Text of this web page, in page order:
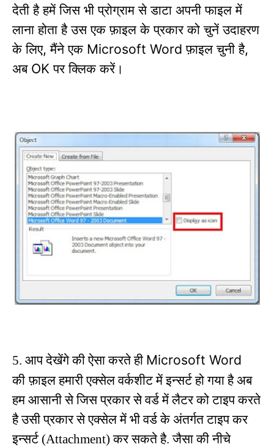
देती है हमें जिस भी प्रोग्राम से डाटा अपनी फाइल में
लाना होता है उस एक फ़ाइल के प्रकार को चुनें उदाहरण
के लिए,मैंने एक Microsoft Wordफ़ाइल चुनी है,
अब OKपर क्लिक करें।
5. आप देखेंगे की ऐसा करते ही Microsoft Word
की फ़ाइल हमारी एक्सेल वर्कशीट में इन्सर्ट हो गया है अब
हम आसानी से जिस प्रकार से वर्ड में लैटर को टाइप करते
है उसी प्रकार से एक्सेल में भी वर्ड के अंतर्गत टाइप कर
इन्सर्ट (Attachment)कर सकते है. जैसा की नीचे